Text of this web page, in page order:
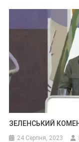
ЗЕЛЕНСЬКИЙ
24 Серпня, 2023